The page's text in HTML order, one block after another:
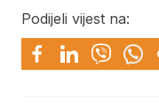
Podijeli vijest na: